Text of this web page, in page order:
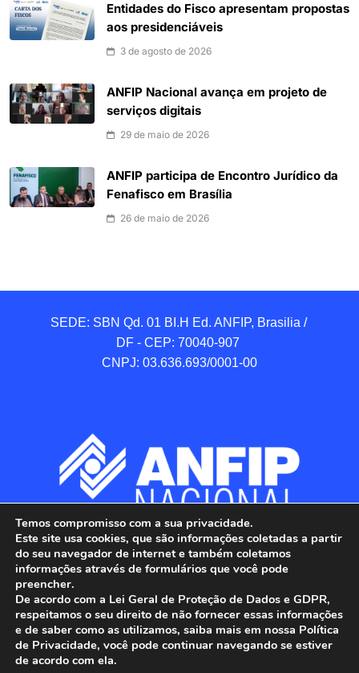
Entidades do Fisco apresentam propostas
aos presidenciáveis
3 de agosto de 2026
ANFIP Nacional avança em projeto de
serviços digitais
29 de maio de 2026
ANFIP participa de Encontro Jurídico da
Fenafisco em Brasília
26 de maio de 2026
SEDE: SBN Qd. 01 BI.H Ed. ANFIP, Brasilia /
DF - CEP: 70040-907
CNPJ: 03.636.693/0001-00
ANFIP - Associação Nacional dos Auditores
Fiscais da Receita Federal do Brasil.
Temos compromisso com a sua privacidade.
Este site usa cookies, que são informações coletadas a partir
do seu navegador de internet e também coletamos
informações através de formulários que você pode
preencher.
De acordo com a Lei Geral de Proteção de Dados e GDPR,
respeitamos o seu direito de não fornecer essas informações
e de saber como as utilizamos, saiba mais em nossa Política
de Privacidade, você pode continuar navegando se estiver
de acordo com ela.